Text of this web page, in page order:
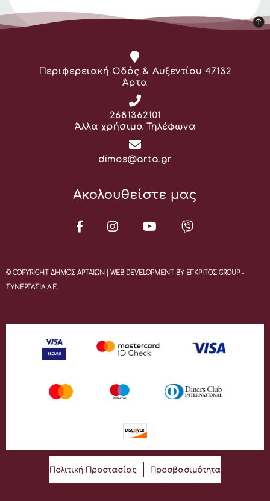
Διεύθυνση:
Περιφερειακή Οδός & Αυξεντίου 47132
Άρτα
Τηλέφωνο:
2681362101
Άλλα χρήσιμα Τηλέφωνα
Email:
dimos@arta.gr
Ακολουθείστε μας
© COPYRIGHT ΔΗΜΟΣ ΑΡΤΑΙΩΝ | WEB DEVELOPMENT BY ΕΓΚΡΙΤΟΣ GROUP -
ΣΥΝΕΡΓΑΣΙΑ Α.Ε.
Πολιτική Προστασίας Προσβασιμότητα